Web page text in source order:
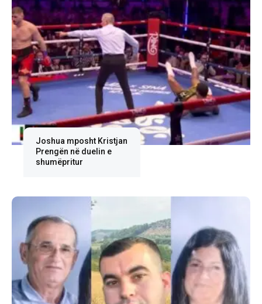
Joshua mposht Kristjan
Prengën në duelin e
shumëpritur